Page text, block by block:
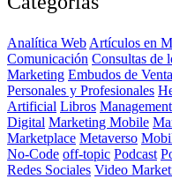
Analítica Web Artículos en
Comunicación Consultas de
Marketing Embudos de Venta
Personales y Profesionales
Artificial Libros Management
Digital Marketing Mobile
Marketplace Metaverso
No-Code off-topic Podcast
Redes Sociales Video